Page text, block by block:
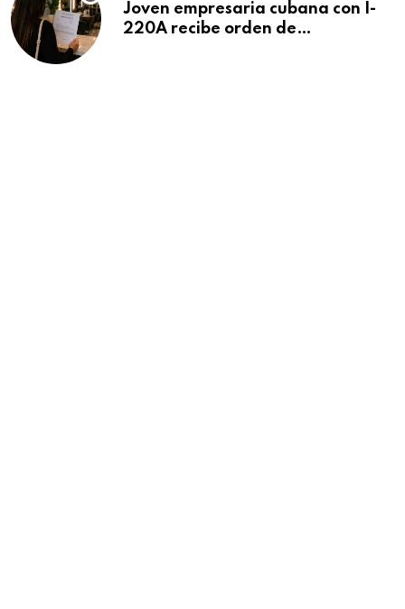
Joven empresaria cubana con I-
220A recibe orden de